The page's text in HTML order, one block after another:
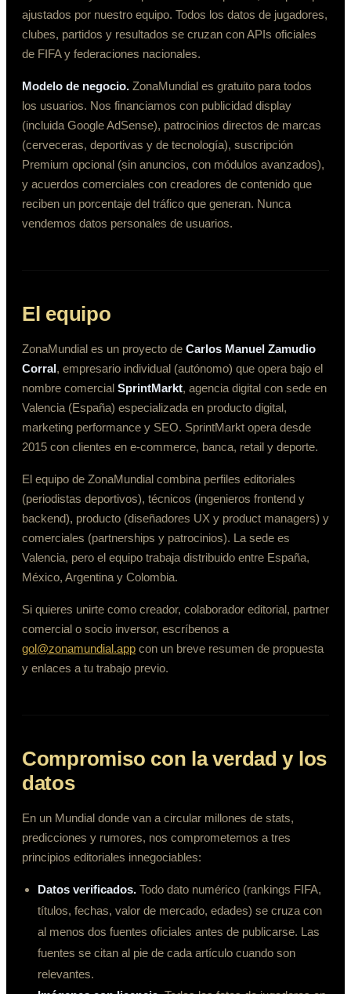
ajustados por nuestro equipo. Todos los datos de jugadores,
clubes, partidos y resultados se cruzan con APIs oficiales
de FIFA y federaciones nacionales.
Modelo de negocio. ZonaMundial es gratuito para todos
los usuarios. Nos financiamos con publicidad display
(incluida Google AdSense), patrocinios directos de marcas
(cerveceras, deportivas y de tecnología), suscripción
Premium opcional (sin anuncios, con módulos avanzados),
y acuerdos comerciales con creadores de contenido que
reciben un porcentaje del tráfico que generan. Nunca
vendemos datos personales de usuarios.
El equipo
ZonaMundial es un proyecto de Carlos Manuel Zamudio
Corral, empresario individual (autónomo) que opera bajo el
nombre comercial SprintMarkt, agencia digital con sede en
Valencia (España) especializada en producto digital,
marketing performance y SEO. SprintMarkt opera desde
2015 con clientes en e-commerce, banca, retail y deporte.
El equipo de ZonaMundial combina perfiles editoriales
(periodistas deportivos), técnicos (ingenieros frontend y
backend), producto (diseñadores UX y product managers) y
comerciales (partnerships y patrocinios). La sede es
Valencia, pero el equipo trabaja distribuido entre España,
México, Argentina y Colombia.
Si quieres unirte como creador, colaborador editorial, partner
comercial o socio inversor, escríbenos a
gol@zonamundial.app con un breve resumen de propuesta
y enlaces a tu trabajo previo.
Compromiso con la verdad y los
datos
En un Mundial donde van a circular millones de stats,
predicciones y rumores, nos comprometemos a tres
principios editoriales innegociables:
Datos verificados. Todo dato numérico (rankings FIFA,
títulos, fechas, valor de mercado, edades) se cruza con
al menos dos fuentes oficiales antes de publicarse. Las
fuentes se citan al pie de cada artículo cuando son
relevantes.